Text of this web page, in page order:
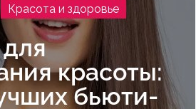
Красота и здоровье
красоты:
бьюти-